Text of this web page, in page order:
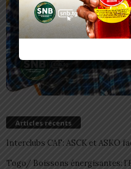
Articles récents
Interclubs CAF: ASCK et ASKO
Togo/ Boissons énergisantes: